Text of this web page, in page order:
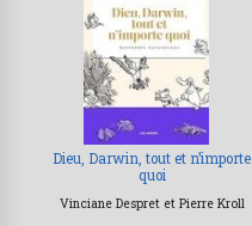
Dieu, Darwin, tout et n’importe
quoi
Vinciane Despret et Pierre Kroll